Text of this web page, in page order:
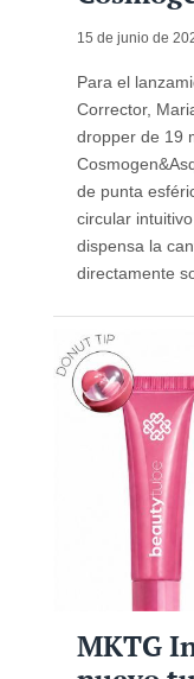
15 de junio de
Para el
Corrector,
dropper de 19
de punta
circular
dispensa la
directamente
MKTG